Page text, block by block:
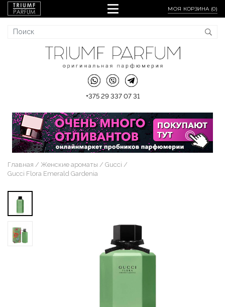
МОЯ КОРЗИНА (0)
+375 29 337 07 31
Главная Женские ароматы
Gucci
Gucci Flora Emerald Gardenia